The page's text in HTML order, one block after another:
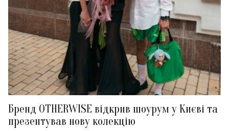
Бренд OTHERWISE відкрив шоурум у Києві та
презентував нову колекцію